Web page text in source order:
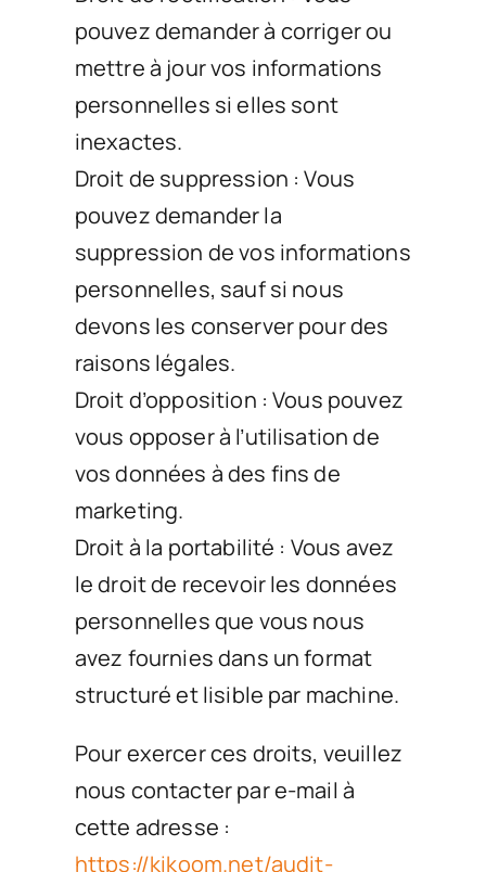
pouvez demander à corriger ou
mettre à jour vos informations
personnelles si elles sont
inexactes.
Droit de suppression : Vous
pouvez demander la
suppression de vos informations
personnelles, sauf si nous
devons les conserver pour des
raisons légales.
Droit d’opposition : Vous pouvez
vous opposer à l’utilisation de
vos données à des fins de
marketing.
Droit à la portabilité : Vous avez
le droit de recevoir les données
personnelles que vous nous
avez fournies dans un format
structuré et lisible par machine.
Pour exercer ces droits, veuillez
nous contacter par e-mail à
cette adresse :
https://kikoom.net/audit-